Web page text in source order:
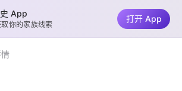
App
你的家族线索
打开 App